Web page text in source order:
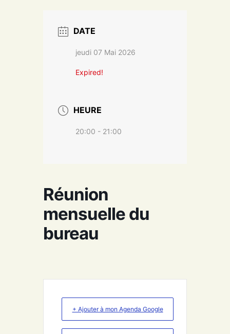
DATE
jeudi 07 Mai 2026
Expired!
HEURE
20:00 - 21:00
Réunion
mensuelle du
bureau
+ Ajouter à mon Agenda Google